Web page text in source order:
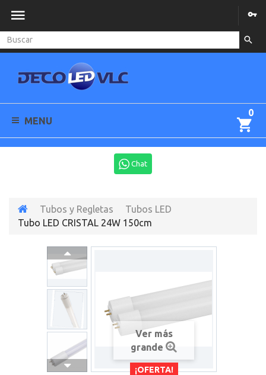
0
MENU
Chat
Tubos y Regletas
Tubos LED
Tubo LED CRISTAL 24W 150cm
¡OFERTA!
Ver más
grande